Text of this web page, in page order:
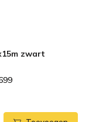
zwart